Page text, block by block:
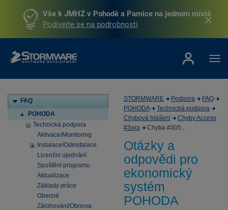
Vše k JMHZ v Pohodě a Pamice na jednom místě
Podívejte se na podrobnosti
FAQ
POHODA
Technická podpora
Aktivace/Monitoring
Instalace/Odinstalace
Licenční ujednání
Spuštění programu
Aktualizace
Základy práce
Obecné
Zálohování/Obnova
STORMWARE Podpora
FAQ
POHODA
Technická podpora
Chybová hlášení
Chyby Access
#3xxx
Chyba #305...
Otázky a
odpovědi pro
ekonomický
systém
POHODA